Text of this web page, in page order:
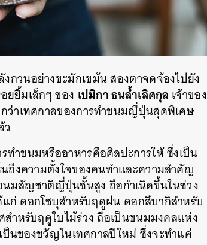
กวนอย่างขะมักเขม้น สองตาจดจ้องไปยัง
ยยิ้มเล็กๆ ของ เปมิกา ธนล้ำเลิศกุล เจ้าของ
าเทศกาลของการทำขนมญี่ปุ่นสุดพิเศษ
ำขนมหรืออาหารคือศิลปะการให้ ซึ่งเป็น
ถึงความตั้งใจของคนทำและความสำคัญ
ขนมสัญชาติญี่ปุ่นชั้นสูง ถือกำเนิดขึ้นในช่วง
ก่ ดอกโชบุสำหรับฤดูฝน ดอกสึบากิสำหรับ
ำหรับฤดูใบไม้ร่วง ถือเป็นขนมมงคลแห่ง
นของขวัญในเทศกาลปีใหม่ ซึ่งจะทำแค่
EMAIL